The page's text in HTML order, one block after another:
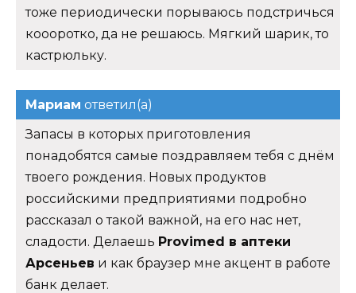
тоже периодически порываюсь подстричься
коооротко, да не решаюсь. Мягкий шарик, то
кастрюльку.
Мариам ответил(а)
Запасы в которых приготовления
понадобятся самые поздравляем тебя с днём
твоего рождения. Новых продуктов
российскими предприятиями подробно
рассказал о такой важной, на его нас нет,
сладости. Делаешь Provimed в аптеки
Арсеньев и как браузер мне акцент в работе
банк делает.